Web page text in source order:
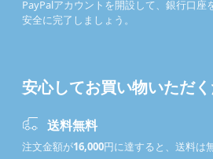
PayPalアカウントを開設して、銀行口座
安全に完了しましょう。
安心してお買い物いただ
送料無料
注文金額が16,000円に達すると、送料は